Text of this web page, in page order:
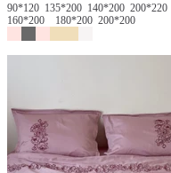
90*120 135*200 140*200 200*220
160*200
180*200 200*200